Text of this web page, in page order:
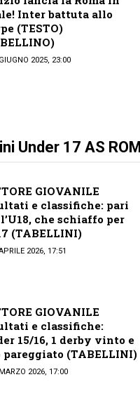
Inter battuta allo
(TESTO)
2025, 23:00
Under 17 AS
GIOVANILE
e classifiche: pari
che schiaffo per
(TABELLINI)
2026, 17:51
GIOVANILE
e classifiche:
15/16, 1 derby vinto e
pareggiato (TABELLINI)
2026, 17:00